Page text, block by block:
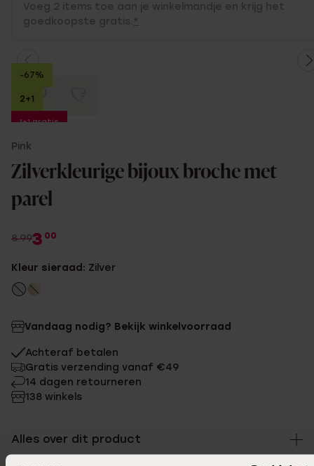
Voeg 2 items toe aan je winkelmandje en krijg het
goedkoopste gratis. *
-67%
2+1
1+1 gratis
Pink
Zilverkleurige bijoux broche met
parel
8.993 00
Kleur sieraad: Zilver
Vandaag nodig? Bekijk winkelvoorraad
Achteraf betalen
Gratis verzending vanaf €49
14 dagen retourneren
138 winkels
Alles over dit product